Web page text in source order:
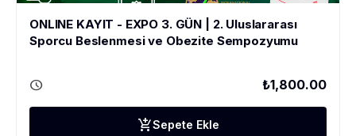
ONLINE KAYIT - EXPO 3. GÜN | 2. Uluslararası
Sporcu Beslenmesi ve Obezite Sempozyumu
schedule ₺1,800.00
add_shopping_cartSepete Ekle